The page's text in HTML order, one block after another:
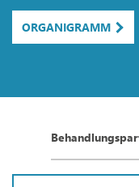
ORGANIGRAMM